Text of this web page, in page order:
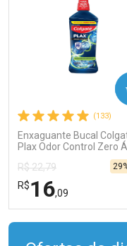
(133)
Enxaguante Bucal
Plax Odor Control Zero
R$ 22,79
R$16,09
COMPRAR